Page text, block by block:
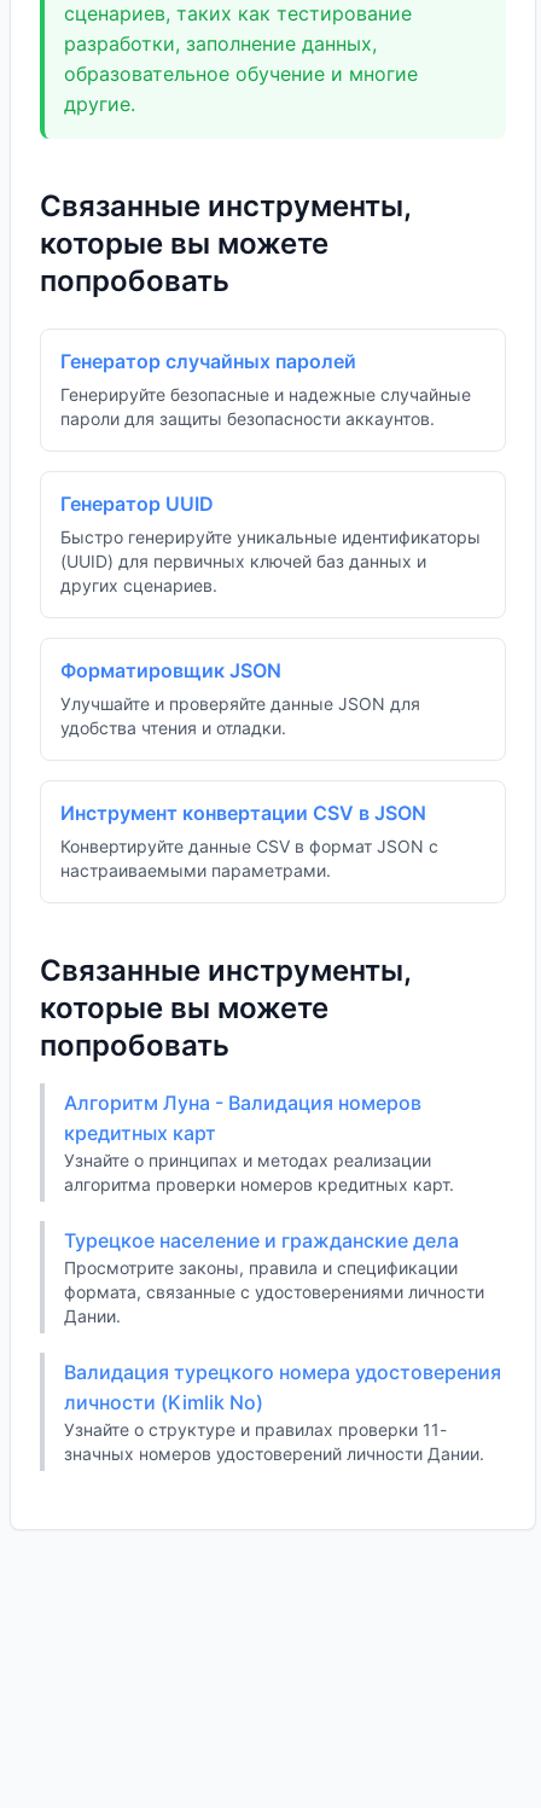
сценариев, таких как тестирование
разработки, заполнение данных,
образовательное обучение и многие
другие.
Связанные инструменты,
которые вы можете
попробовать
Генератор случайных паролей
Генерируйте безопасные и надежные случайные
пароли для защиты безопасности аккаунтов.
Генератор UUID
Быстро генерируйте уникальные идентификаторы
(UUID) для первичных ключей баз данных и
других сценариев.
Форматировщик JSON
Улучшайте и проверяйте данные JSON для
удобства чтения и отладки.
Инструмент конвертации CSV в JSON
Конвертируйте данные CSV в формат JSON с
настраиваемыми параметрами.
Связанные инструменты,
которые вы можете
попробовать
Алгоритм Луна - Валидация номеров
кредитных карт
Узнайте о принципах и методах реализации
алгоритма проверки номеров кредитных карт.
Турецкое население и гражданские дела
Просмотрите законы, правила и спецификации
формата, связанные с удостоверениями личности
Дании.
Валидация турецкого номера удостоверения
личности (Kimlik No)
Узнайте о структуре и правилах проверки 11-
значных номеров удостоверений личности Дании.